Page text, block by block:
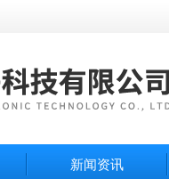
新闻资讯